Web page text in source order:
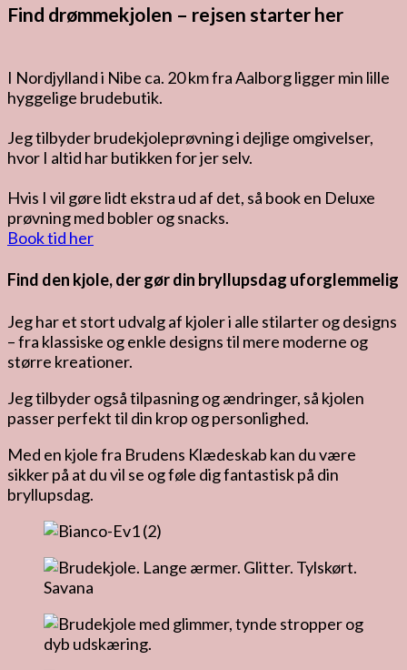
Find drømmekjolen – rejsen starter her
I Nordjylland i Nibe ca. 20 km fra Aalborg ligger min lille
hyggelige brudebutik.
Jeg tilbyder brudekjoleprøvning i dejlige omgivelser,
hvor I altid har butikken for jer selv.
Hvis I vil gøre lidt ekstra ud af det, så book en Deluxe
prøvning med bobler og snacks.
Book tid her
Find den kjole, der gør din bryllupsdag uforglemmelig
Jeg har et stort udvalg af kjoler i alle stilarter og designs
– fra klassiske og enkle designs til mere moderne og
større kreationer.
Jeg tilbyder også tilpasning og ændringer, så kjolen
passer perfekt til din krop og personlighed.
Med en kjole fra Brudens Klædeskab kan du være
sikker på at du vil se og føle dig fantastisk på din
bryllupsdag.